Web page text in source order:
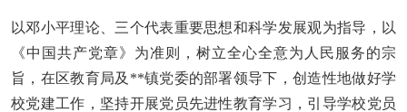
以邓小平理论、三个代表重要思想和科学发展观为指导，以
《中国共产党章》为准则，树立全心全意为人民服务的宗
旨，在区教育局及**镇党委的部署领导下，创造性地做好学
校党建工作，坚持开展党员先进性教育学习，引导学校党员